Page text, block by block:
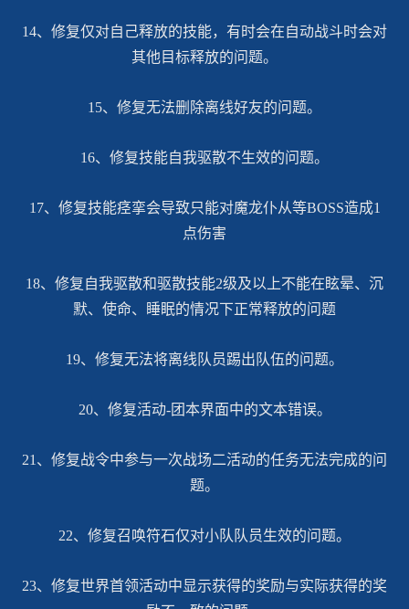
14、修复仅对自己释放的技能，有时会在自动战斗时会对
其他目标释放的问题。
15、修复无法删除离线好友的问题。
16、修复技能自我驱散不生效的问题。
17、修复技能痉挛会导致只能对魔龙仆从等BOSS造成1
点伤害
18、修复自我驱散和驱散技能2级及以上不能在眩晕、沉
默、使命、睡眠的情况下正常释放的问题
19、修复无法将离线队员踢出队伍的问题。
20、修复活动-团本界面中的文本错误。
21、修复战令中参与一次战场二活动的任务无法完成的问
题。
22、修复召唤符石仅对小队队员生效的问题。
23、修复世界首领活动中显示获得的奖励与实际获得的奖